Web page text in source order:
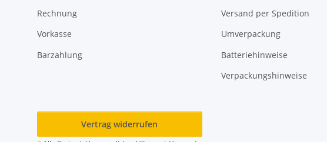
Rechnung
Vorkasse
Barzahlung
Versand per Spedition
Umverpackung
Batteriehinweise
Verpackungshinweise
Vertrag widerrufen